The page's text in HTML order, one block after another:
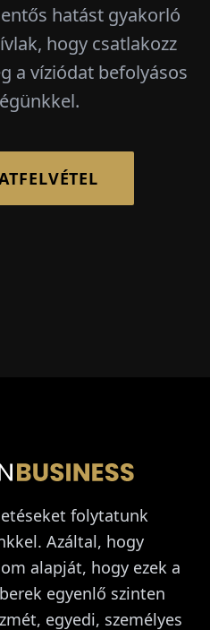
hatást gyakorló
hogy csatlakozz
a víziódat befolyásos
folytatunk
Azáltal, hogy
alapját, hogy ezek a
egyenlő szinten
egyedi, személyes